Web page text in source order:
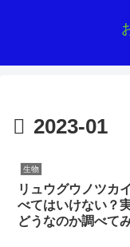
2023-01
生物
リュウグウノツカ
べてはいけない？
どうなのか調べて